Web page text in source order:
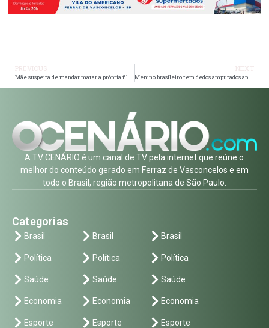
Mãe suspeita de mandar matar a própria filha por disputa de herança em Caruaru Menino brasileiro tem dedos amputados após agressão em escola de Portugal
A TV CENÁRIO é um canal de TV pela internet que reúne o
melhor do conteúdo gerado em Ferraz de Vasconcelos e em
todo o Brasil, região metropolitana de São Paulo.
Categorias
Brasil
Política
Saúde
Economia
Esporte
Brasil
Política
Saúde
Economia
Esporte
Brasil
Política
Saúde
Economia
Esporte